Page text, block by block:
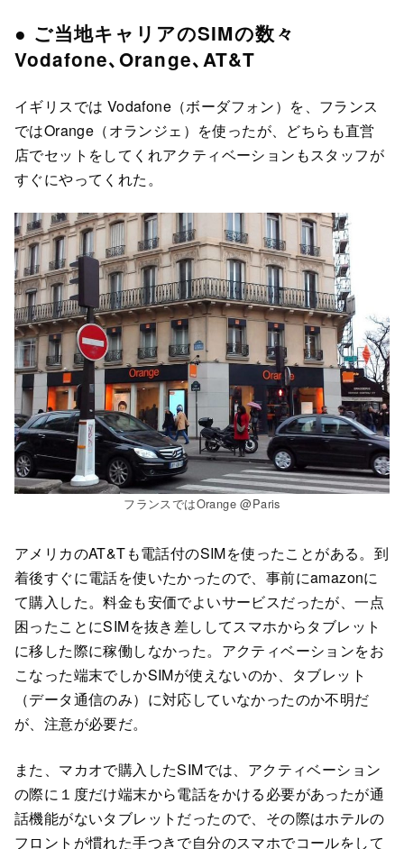
● ご当地キャリアのSIMの数々
Vodafone､Orange､AT&T
イギリスでは Vodafone（ボーダフォン）を、フランス
ではOrange（オランジェ）を使ったが、どちらも直営
店でセットをしてくれアクティベーションもスタッフが
すぐにやってくれた。
フランスではOrange @Paris
アメリカのAT&Tも電話付のSIMを使ったことがある。到
着後すぐに電話を使いたかったので、事前にamazonに
て購入した。料金も安価でよいサービスだったが、一点
困ったことにSIMを抜き差ししてスマホからタブレット
に移した際に稼働しなかった。アクティベーションをお
こなった端末でしかSIMが使えないのか、タブレット
（データ通信のみ）に対応していなかったのか不明だ
が、注意が必要だ。
また、マカオで購入したSIMでは、アクティベーション
の際に１度だけ端末から電話をかける必要があったが通
話機能がないタブレットだったので、その際はホテルの
フロントが慣れた手つきで自分のスマホでコールをして